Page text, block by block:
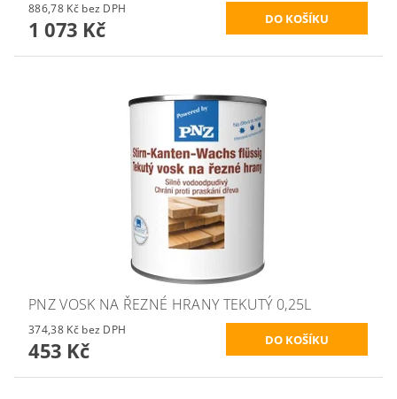
886,78 Kč bez DPH
1 073 Kč
PNZ VOSK NA ŘEZNÉ HRANY TEKUTÝ 0,25L
374,38 Kč bez DPH
453 Kč